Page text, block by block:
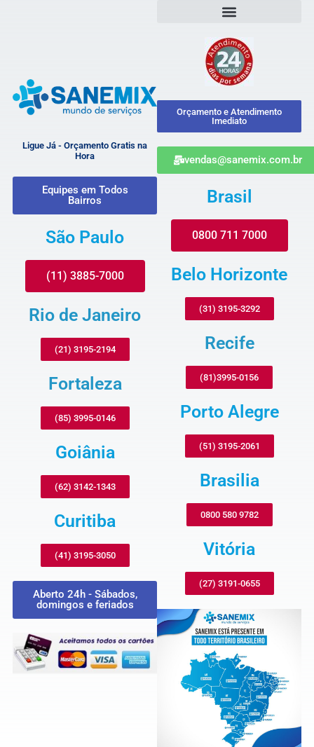
Ligue Já - Orçamento Gratis na
Hora
Equipes em Todos
Bairros
São Paulo
(11) 3885-7000
Rio de Janeiro
(21) 3195-2194
Fortaleza
(85) 3995-0146
Goiânia
(62) 3142-1343
Curitiba
(41) 3195-3050
Aberto 24h - Sábados,
domingos e feriados
Orçamento e Atendimento
Imediato
vendas@sanemix.com.br
Brasil
0800 711 7000
Belo Horizonte
(31) 3195-3292
Recife
(81)3995-0156
Porto Alegre
(51) 3195-2061
Brasilia
0800 580 9782
Vitória
(27) 3191-0655